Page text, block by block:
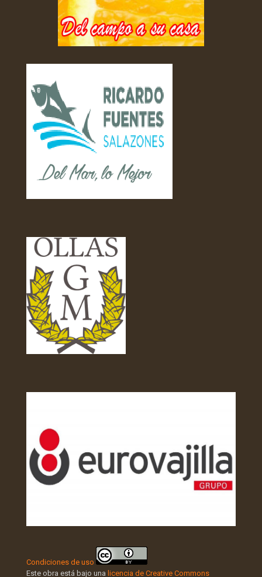
Condiciones de uso
Este obra está bajo una licencia de Creative Commons